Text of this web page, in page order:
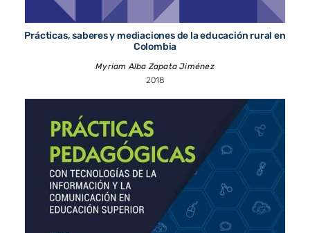
Prácticas, saberes y mediaciones de la educación rural en
Colombia
Myriam Alba Zapata Jiménez
2018